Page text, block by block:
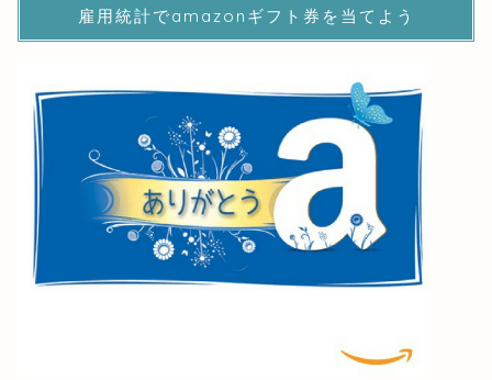
雇用統計でamazonギフト券を当てよう